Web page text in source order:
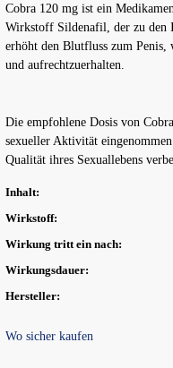
Menge
Cobra 120 mg ist ein
Wirkstoff Sildenafil, der zu den
erhöht den Blutfluss zum
und aufrechtzuerhalten.
Die empfohlene Dosis von
sexueller Aktivität
Qualität ihres Sexuallebens
Inhalt:
Wirkstoff:
Wirkung tritt ein nach:
Wirkungsdauer:
Hersteller:
Wo sicher kaufen